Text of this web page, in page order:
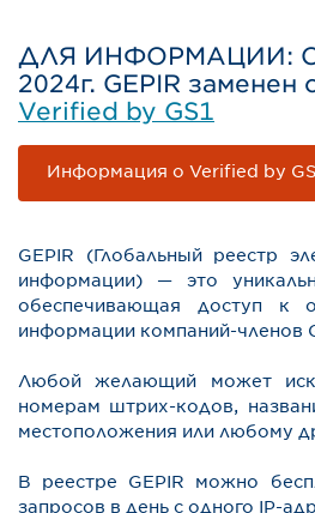
ДЛЯ ИНФОРМАЦИИ: С
2024г. GEPIR заменен
Verified by GS1
Информация о Verified by
GEPIR (Глобальный реестр
информации) — это
обеспечивающая доступ к
информации компаний-членов
Любой желающий может
номерам штрих-кодов,
местоположения или любому
В реестре GEPIR можно
запросов в день с одного IP-